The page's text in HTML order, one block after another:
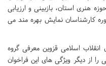
هنری استان، بازبینی و ارزیابی
کارشناسان نمایش بهره­ مند می
اسلامی قزوین معرفی گروه
از دیگر ویژگی­ های این فراخوان